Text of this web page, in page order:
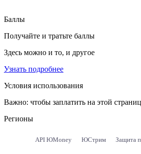
Баллы
Получайте и тратьте баллы
Здесь можно и то, и другое
Узнать подробнее
Условия использования
Важно: чтобы заплатить на этой
Регионы
API ЮMoney ЮСтрим Защита